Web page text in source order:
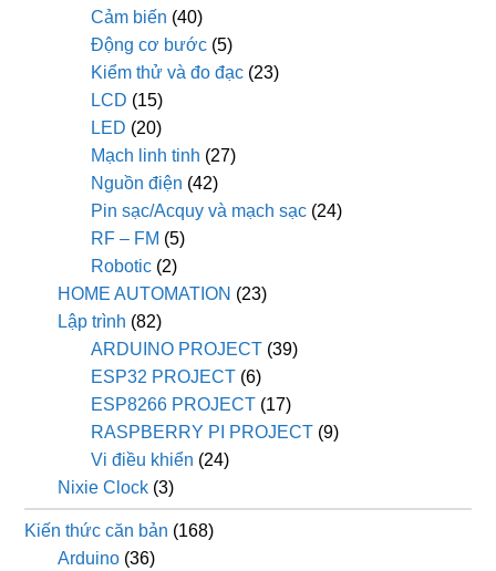
Cảm biến (40)
Động cơ bước (5)
Kiểm thử và đo đạc (23)
LCD (15)
LED (20)
Mạch linh tinh (27)
Nguồn điện (42)
Pin sạc/Acquy và mạch sạc (24)
RF – FM (5)
Robotic (2)
HOME AUTOMATION (23)
Lập trình (82)
ARDUINO PROJECT (39)
ESP32 PROJECT (6)
ESP8266 PROJECT (17)
RASPBERRY PI PROJECT (9)
Vi điều khiển (24)
Nixie Clock (3)
Kiến thức căn bản (168)
Arduino (36)